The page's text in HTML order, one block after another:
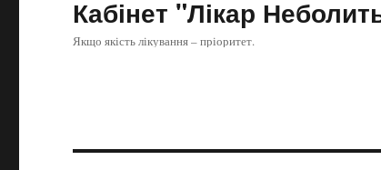
Кабінет "Лікар
Якщо якість лікування – пріоритет.